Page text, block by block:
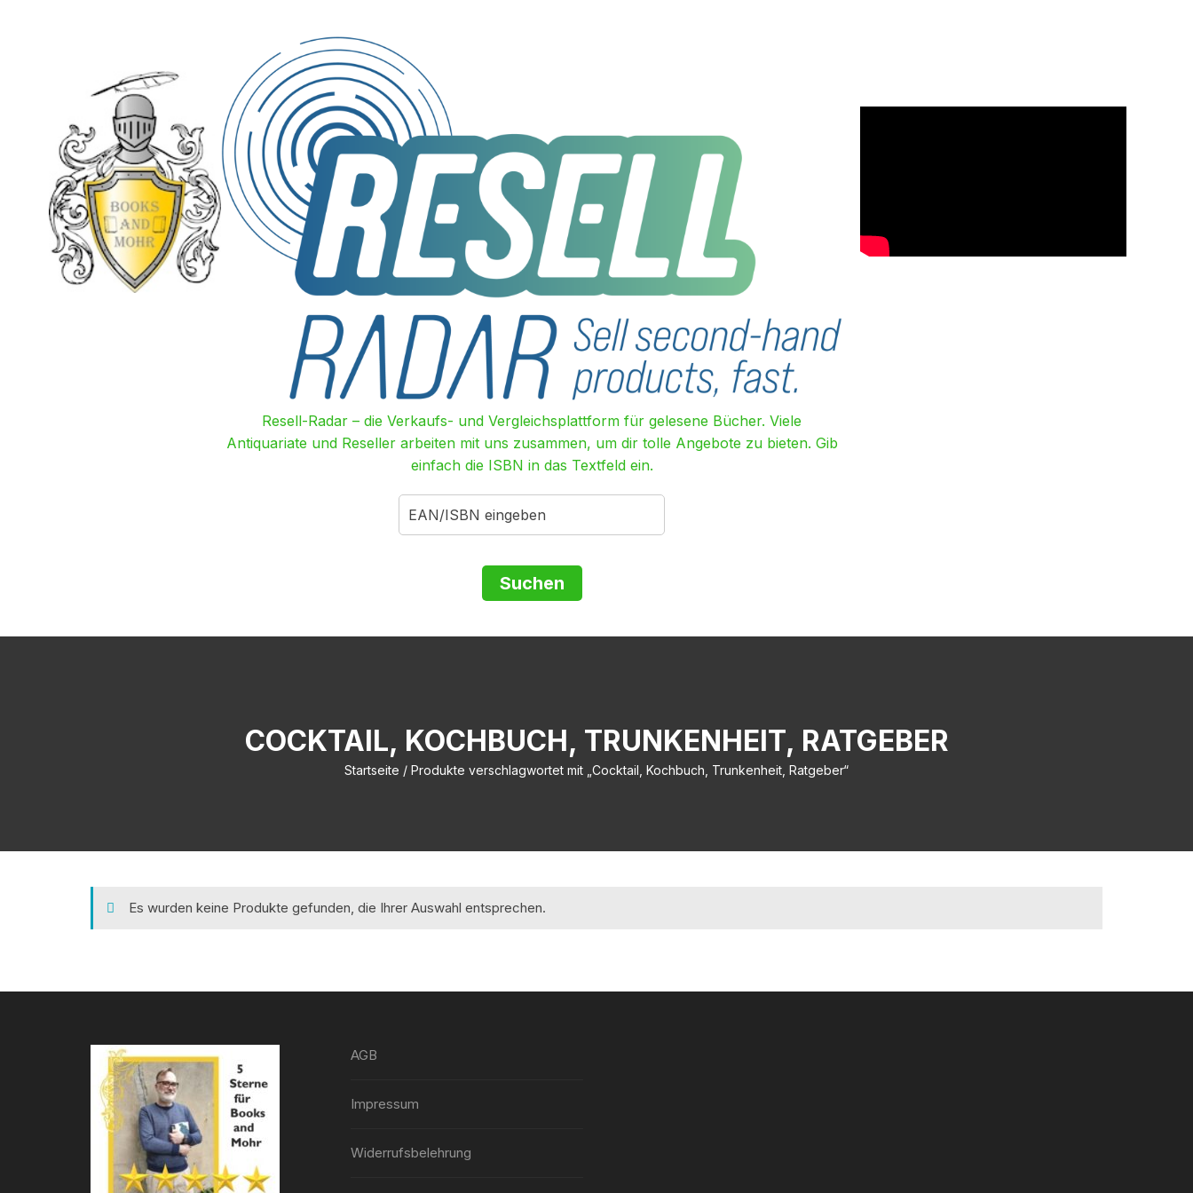
Resell-Radar – die Verkaufs- und Vergleichsplattform für gelesene Bücher. Viele
Antiquariate und Reseller arbeiten mit uns zusammen, um dir tolle Angebote zu bieten. Gib
einfach die ISBN in das Textfeld ein.
COCKTAIL, KOCHBUCH, TRUNKENHEIT, RATGEBER
Startseite / Produkte verschlagwortet mit „Cocktail, Kochbuch, Trunkenheit, Ratgeber“
Es wurden keine Produkte gefunden, die Ihrer Auswahl entsprechen.
AGB
Impressum
Widerrufsbelehrung